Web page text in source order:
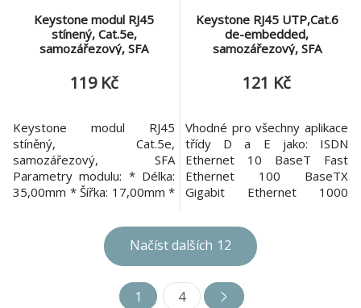
Keystone modul RJ45
stínený, Cat.5e,
samozářezový, SFA
119 Kč
Keystone modul RJ45
stíněný, Cat.5e,
samozářezový, SFA
Parametry modulu: * Délka:
35,00mm * Šířka: 17,00mm *
0,01kg * Kategorie: Cat.5e *
Stínění: Stíněný * SCHRACK
Formát: SFA * Portů: 1
Keystone RJ45 UTP,Cat.6
de-embedded,
samozářezový, SFA
121 Kč
Vhodné pro všechny aplikace
třídy D a E jako: ISDN
Ethernet 10 BaseT Fast
Ethernet 100 BaseTX
Gigabit Ethernet 1000
1000 BaseTX Token Ring
4/16 Mbit/s ATM 155 Mbit/s
VoIP (Voice over IP) PoE
Načíst dalších 12
1 4